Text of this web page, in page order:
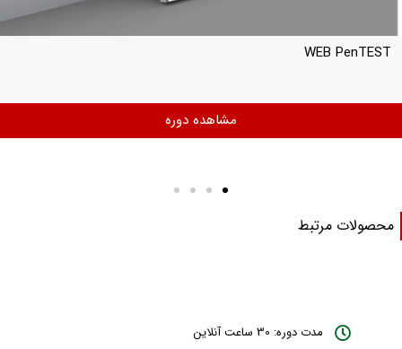
WEB PenTEST
مشاهده دوره
مرتبط
مدت دوره: 30 ساعت آنلاین